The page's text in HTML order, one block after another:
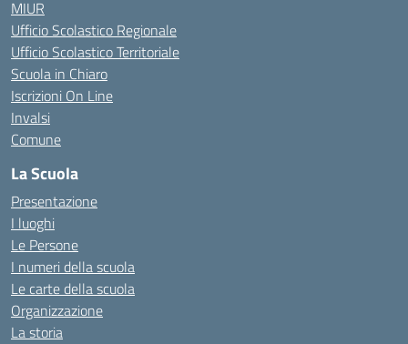
MIUR
Ufficio Scolastico Regionale
Ufficio Scolastico Territoriale
Scuola in Chiaro
Iscrizioni On Line
Invalsi
Comune
La Scuola
Presentazione
I luoghi
Le Persone
I numeri della scuola
Le carte della scuola
Organizzazione
La storia